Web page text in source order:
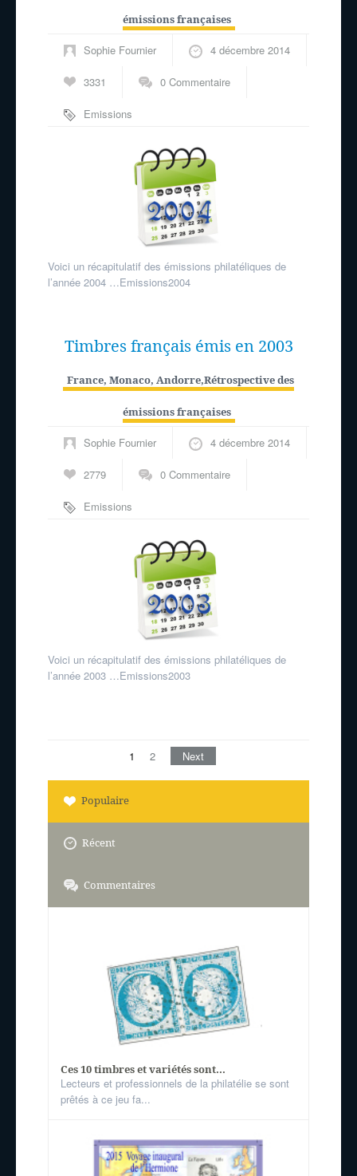
émissions françaises
Sophie Fournier 4 décembre 2014
3331 0 Commentaire
Emissions
Voici un récapitulatif des émissions philatéliques de
l’année 2004 …Emissions2004
Timbres français émis en 2003
France, Monaco, Andorre,Rétrospective des
émissions françaises
Sophie Fournier 4 décembre 2014
2779 0 Commentaire
Emissions
Voici un récapitulatif des émissions philatéliques de
l’année 2003 …Emissions2003
1 2 Next
Populaire
Récent
Commentaires
Ces 10 timbres et variétés sont...
Lecteurs et professionnels de la philatélie se sont
prêtés à ce jeu fa...